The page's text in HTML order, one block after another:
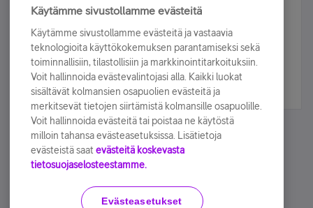
Tilaa Telian uutiskirje ja olet mukana arvonnassa.
sähköpostiisi.
Tilaa nyt
Käyttöehdot Accessibility statement
Käytämme sivustollamme evästeitä
Käytämme sivustollamme evästeitä ja vastaavia
teknologioita käyttökokemuksen parantamiseksi sekä
toiminnallisiin, tilastollisiin ja markkinointitarkoituksiin.
Voit hallinnoida evästevalintojasi alla. Kaikki luokat
sisältävät kolmansien osapuolien evästeitä ja
merkitsevät tietojen siirtämistä kolmansille osapuolille.
Voit hallinnoida evästeitä tai poistaa ne käytöstä
milloin tahansa evästeasetuksissa. Lisätietoja
evästeistä saat evästeitä koskevasta
tietosuojaselosteestamme.
Evästeasetukset